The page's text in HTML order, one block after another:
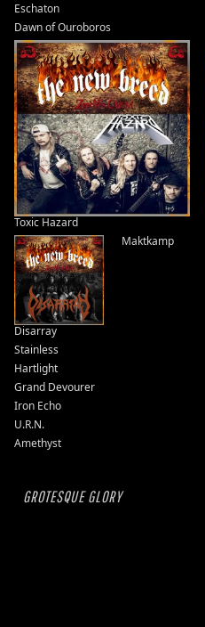
Eschaton
Dawn of Ouroboros
Toxic Hazard
Disarray
Maktkamp
Stainless
Hartlight
Grand Devourer
Iron Echo
U.R.N.
Amethyst
GROTESQUE GLORY